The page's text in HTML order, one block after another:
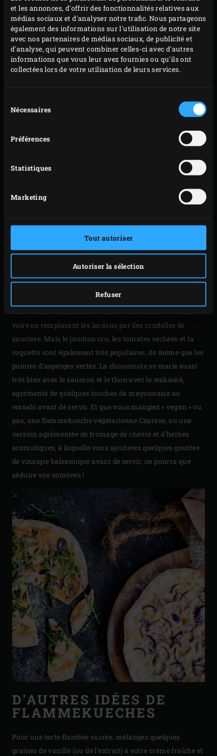
et les annonces, d'offrir des fonctionnalités relatives aux
médias sociaux et d'analyser notre trafic. Nous partageons
également des informations sur l'utilisation de notre site
avec nos partenaires de médias sociaux, de publicité et
d'analyse, qui peuvent combiner celles-ci avec d'autres
informations que vous leur avez fournies ou qu'ils ont
collectées lors de votre utilisation de leurs services.
duNécessaires
Préférences
Statistiques
Marketing
Tout autoriser
Autoriser la sélection
Refuser
flammekueches suscitent actuellement un tel
engouement que vous n’aurez plus besoin d’opter pour
une pâte feuilletée ou brisée à la place. De très bonnes
pâtes sont aujourd’hui disponibles, et il est toujours
pratique d’en avoir en stock dans son congélateur,
fraîche/oignon/lardons/fromage. Plus la peine, donc,
concocter de délicieuses flammekueches sur votre Big
GARNIE DE VIANDE, DE
Que vous ayez envie d’une tarte salée, agrémentée de
viande ou de poisson, végétalienne ou même sucrée,
outre la recette traditionnelle, la flammekueche vous
invite à laisser libre cours à votre imagination. Vous
pouvez par exemple améliorer la version classique aux
voire en remplaçant les lardons par des rondelles de
saucisse. Mais le jambon cru, les tomates séchées et la
roquette sont également très populaires, de même que les
pointes d’asperges vertes. La choucroute se marie aussi
très bien avec le saumon et le thon avec le wakamé,
agrémenté de quelques touches de mayonnaise au
wasabi avant de servir. Et que vous mangiez « vegan » ou
pas, une flammekueche végétarienne Caprese, ou une
version agrémentée de fromage de chèvre et d’herbes
aromatiques, à laquelle vous ajouterez quelques gouttes
de vinaigre balsamique avant de servir, ne pourra que
séduire vos convives !
D'AUTRES IDÉES DE
FLAMMEKUECHES
Pour une tarte flambée sucrée, mélangez quelques
graines de vanille (ou de l’extrait) à votre crème fraîche et